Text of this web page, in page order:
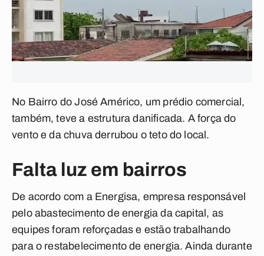
No Bairro do José Américo, um prédio comercial,
também, teve a estrutura danificada. A força do
vento e da chuva derrubou o teto do local.
Falta luz em bairros
De acordo com a Energisa, empresa responsável
pelo abastecimento de energia da capital, as
equipes foram reforçadas e estão trabalhando
para o restabelecimento de energia. Ainda durante